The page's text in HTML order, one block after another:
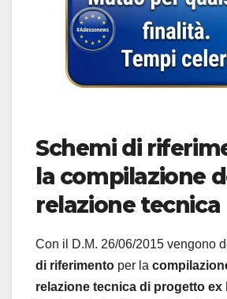
Schemi di
la compilazione
relazione tecnica
Con il D.M. 26/06/2015 vengono
di riferimento per la
relazione tecnica di progetto ex